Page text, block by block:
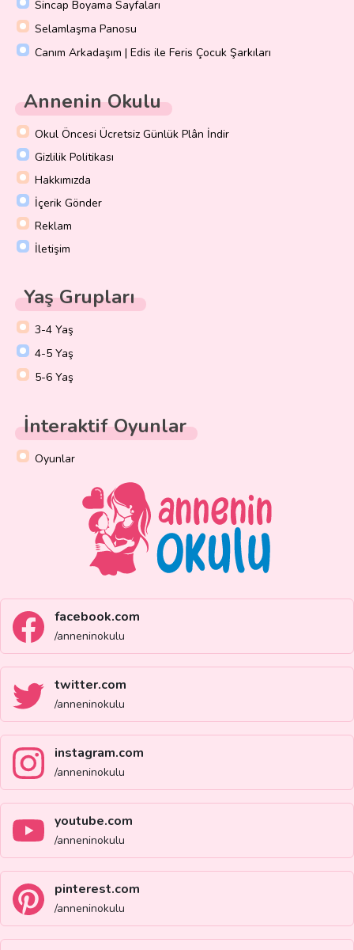
Sincap Boyama Sayfaları
Selamlaşma Panosu
Canım Arkadaşım | Edis ile Feris Çocuk Şarkıları
Annenin Okulu
Okul Öncesi Ücretsiz Günlük Plân İndir
Gizlilik Politikası
Hakkımızda
İçerik Gönder
Reklam
İletişim
Yaş Grupları
3-4 Yaş
4-5 Yaş
5-6 Yaş
İnteraktif Oyunlar
Oyunlar
facebook.com
/anneninokulu
twitter.com
/anneninokulu
instagram.com
/anneninokulu
youtube.com
/anneninokulu
pinterest.com
/anneninokulu